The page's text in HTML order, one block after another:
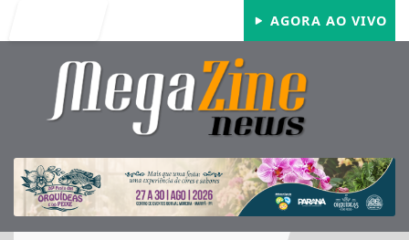
AGORA AO VIVO